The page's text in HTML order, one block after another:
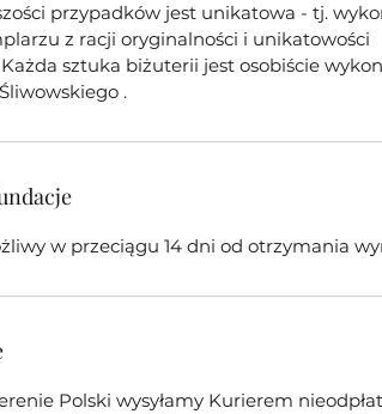
przypadków jest unikatowa - tj.
z racji oryginalności i unikatowości
sztuka biżuterii jest osobiście
.
w przeciągu 14 dni od otrzymania
Polski wysyłamy Kurierem